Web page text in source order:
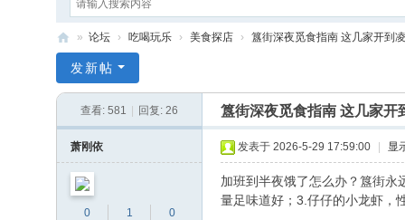
京
» 论坛 › 吃喝玩乐 › 美食探店 › 簋街深夜觅食指南 这几家开到
发新帖
查看: 581 回复: 26 簋街深夜觅食指南 这几家开
萧刚依
0
1
0
发表于 2026-5-29 17:59:00 显
加班到半夜饿了怎么办？簋街
量足味道好；3.仔仔的小龙虾，